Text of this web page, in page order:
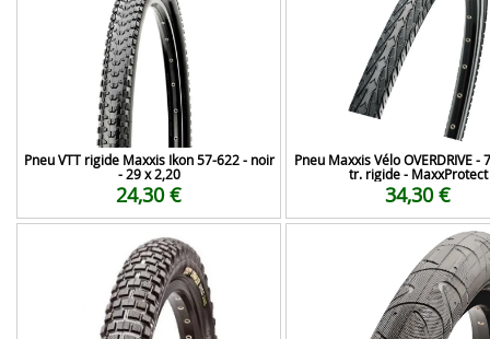
Pneu VTT rigide Maxxis Ikon 57-622 - noir
- 29 x 2,20
24,30 €
Pneu Maxxis Vélo OVERDRIVE -
tr. rigide - MaxxProtect
34,30 €